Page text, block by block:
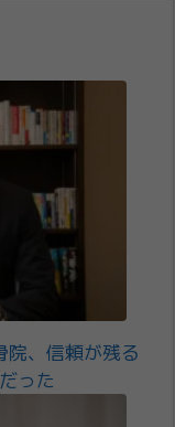
院、信頼が残る
った